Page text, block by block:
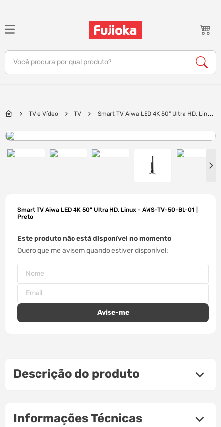
Você procura por qual produto?
TV e Vídeo TV
Smart TV Aiwa LED 4K 50" Ultra HD, Linux
Smart TV Aiwa LED 4K 50" Ultra HD, Linux - AWS-TV-50-BL-01 |
Preto
Este produto não está disponível no momento
Quero que me avisem quando estiver disponível
Descrição do produto
Informações Técnicas
TERMOS MAIS BUSCADOS
1º
notebook
5º
jbl
ar condicionado
impressora
10
caixa som